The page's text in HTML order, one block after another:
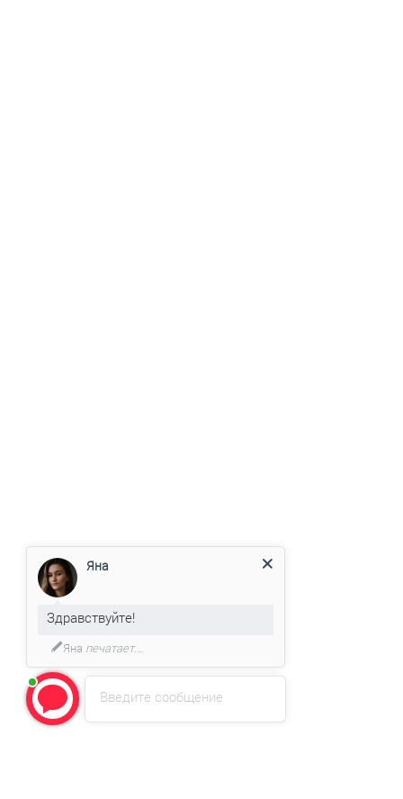
Введите сообщение
Яна
Здравствуйте!
Яна печатает...